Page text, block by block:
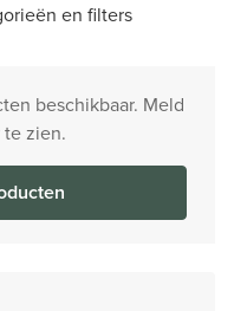
en filters
beschikbaar. Meld
te zien.